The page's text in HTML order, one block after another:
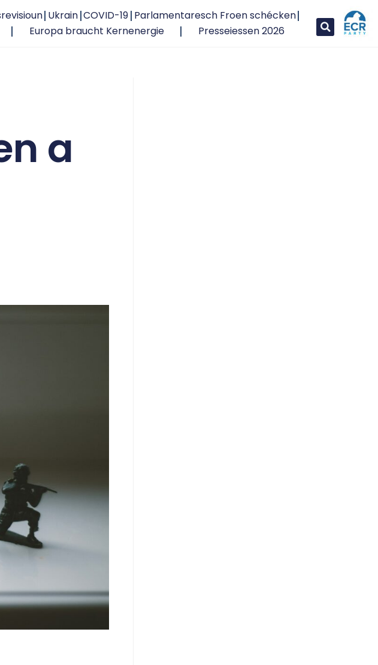
Ukrain COVID-19 Parlamentaresch Froen schécken
Europa braucht Kernenergie Presseiessen 2026
a